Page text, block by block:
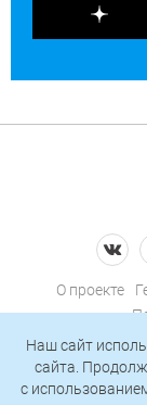
О проекте
Наш сайт
сайта.
c